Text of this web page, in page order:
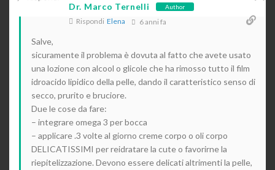
Dr. Marco Ternelli
Author
Rispondi Elena 6 anni fa
Salve,
sicuramente il problema è dovuta al fatto che avete usato
una lozione con alcool o glicole che ha rimosso tutto il film
idroacido lipidico della pelle, dando il caratteristico senso di
secco, prurito e bruciore.
Due le cose da fare:
– integrare omega 3 per bocca
– applicare .3 volte al giorno creme corpo o oli corpo
DELICATISSIMI per reidratare la cute o favorirne la
riepitelizzazione. Devono essere delicati altrimenti la pelle,